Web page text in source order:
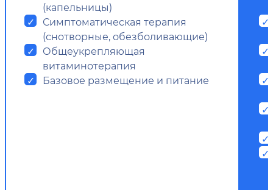
(капельницы)
Симптоматическая терапия
(снотворные, обезболивающие)
Общеукрепляющая
витаминотерапия
Базовое размещение и питание